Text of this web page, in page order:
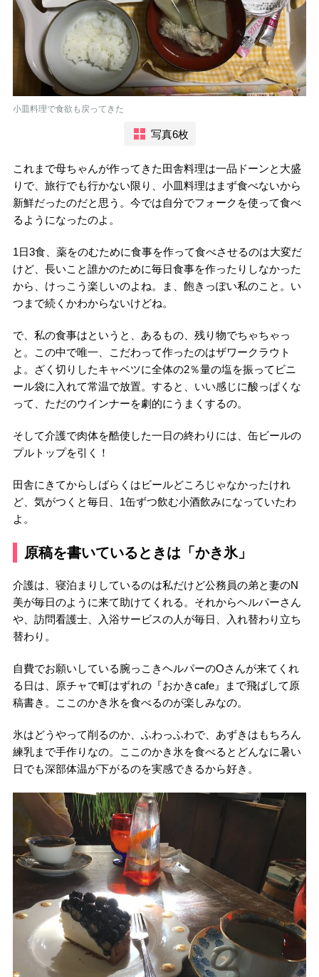
小皿料理で食欲も戻ってきた
写真6枚
これまで母ちゃんが作ってきた田舎料理は一品ドーンと大盛
りで、旅行でも行かない限り、小皿料理はまず食べないから
新鮮だったのだと思う。今では自分でフォークを使って食べ
るようになったのよ。
1日3食、薬をのむために食事を作って食べさせるのは大変だ
けど、長いこと誰かのために毎日食事を作ったりしなかった
から、けっこう楽しいのよね。ま、飽きっぽい私のこと。い
つまで続くかわからないけどね。
で、私の食事はというと、あるもの、残り物でちゃちゃっ
と。この中で唯一、こだわって作ったのはザワークラウト
よ。ざく切りしたキャベツに全体の2％量の塩を振ってビニ
ール袋に入れて常温で放置。すると、いい感じに酸っぱくな
って、ただのウインナーを劇的にうまくするの。
そして介護で肉体を酷使した一日の終わりには、缶ビールの
プルトップを引く！
田舎にきてからしばらくはビールどころじゃなかったけれ
ど、気がつくと毎日、1缶ずつ飲む小酒飲みになっていたわ
よ。
原稿を書いているときは「かき氷」
介護は、寝泊まりしているのは私だけど公務員の弟と妻のN
美が毎日のように来て助けてくれる。それからヘルパーさん
や、訪問看護士、入浴サービスの人が毎日、入れ替わり立ち
替わり。
自費でお願いしている腕っこきヘルパーのOさんが来てくれ
る日は、原チャで町はずれの『おかきcafe』まで飛ばして原
稿書き。ここのかき氷を食べるのが楽しみなの。
氷はどうやって削るのか、ふわっふわで、あずきはもちろん
練乳まで手作りなの。ここのかき氷を食べるとどんなに暑い
日でも深部体温が下がるのを実感できるから好き。